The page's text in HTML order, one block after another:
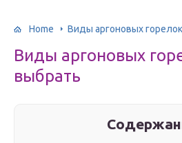
Home Виды аргоновых
Виды аргоновых
выбрать